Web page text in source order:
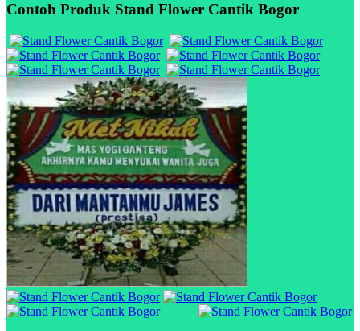
Contoh Produk Stand Flower Cantik Bogor